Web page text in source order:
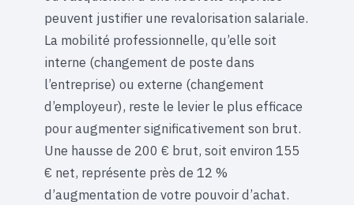
peuvent justifier une revalorisation salariale.
La mobilité professionnelle, qu’elle soit
interne (changement de poste dans
l’entreprise) ou externe (changement
d’employeur), reste le levier le plus efficace
pour augmenter significativement son brut.
Une hausse de 200 € brut, soit environ 155
€ net, représente près de 12 %
d’augmentation de votre pouvoir d’achat.